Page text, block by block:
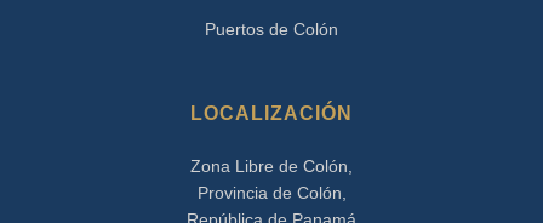
Puertos de Colón
LOCALIZACIÓN
Zona Libre de Colón,
Provincia de Colón,